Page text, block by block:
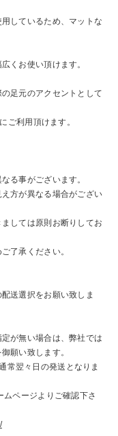
しているため、マットな
くお使い頂けます。
足元のアクセントとして
ご利用頂けます。
る事がございます。
方が異なる場合がござい
しては原則お断りしてお
了承ください。
送選択をお願い致しま
が無い場合は、弊社では
願い致します。
常翌々日の発送となりま
ページよりご確認下さ